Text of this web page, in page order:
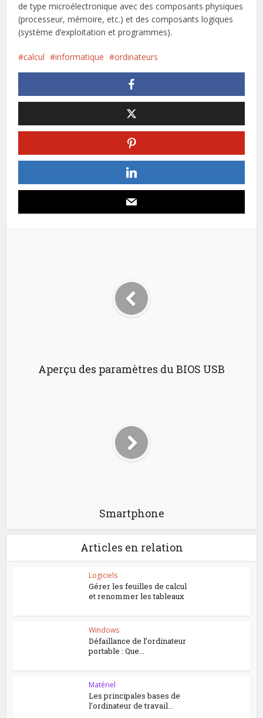
de type microélectronique avec des composants physiques
(processeur, mémoire, etc.) et des composants logiques
(système d’exploitation et programmes).
calcul informatique ordinateurs
Aperçu des paramètres du BIOS USB
Smartphone
Articles en relation
Logiciels
Gérer les feuilles de calcul
et renommer les tableaux
Windows
Défaillance de l’ordinateur
portable : Que...
Matériel
Les principales bases de
l’ordinateur de travail...